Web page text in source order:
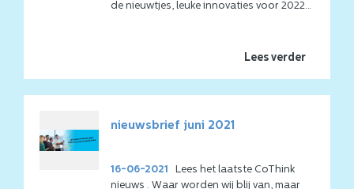
de nieuwtjes, leuke innovaties voor 2022
Lees verder
nieuwsbrief juni 2021
16-06-2021
Lees het laatste CoThink
nieuws . Waar worden wij blij van, maar